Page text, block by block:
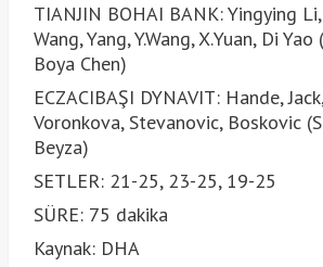
TIANJIN BOHAI BANK: Yingying Li,
Wang, Yang, Y.Wang, X.Yuan, Di
Boya Chen)
ECZACIBAŞI DYNAVIT: Hande,
Voronkova, Stevanovic, Boskovic
Beyza)
SETLER: 21-25, 23-25, 19-25
SÜRE: 75 dakika
Kaynak: DHA